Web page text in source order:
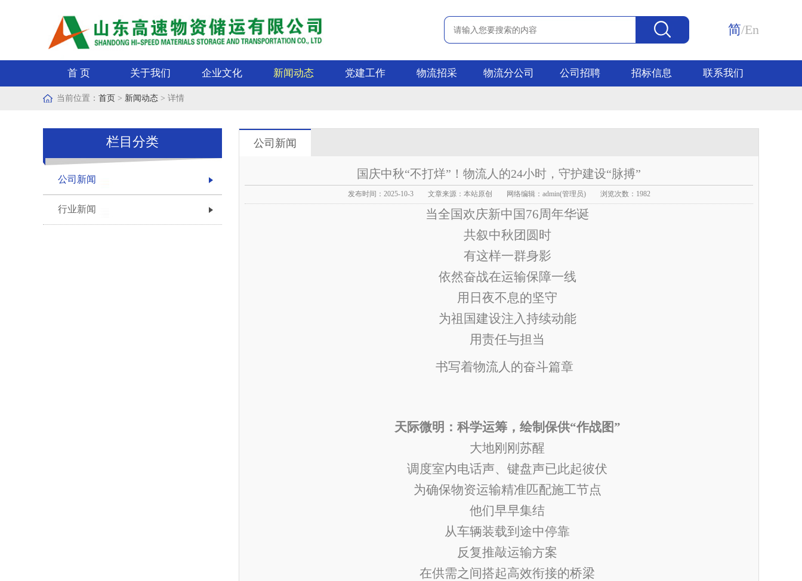
简/En
首 页 关于我们 企业文化 新闻动态 党建工作 物流招采 物流分公司 公司招聘 招标信息 联系我们
当前位置： 首页 > 新闻动态 > 详情
栏目分类
公司新闻
行业新闻
公司新闻
国庆中秋“不打烊”！物流人的24小时，守护建设“脉搏”
发布时间：2025-10-3 文章来源：本站原创 网络编辑：admin(管理员) 浏览次数：1982
当全国欢庆新中国76周年华诞
共叙中秋团圆时
有这样一群身影
依然奋战在运输保障一线
用日夜不息的坚守
为祖国建设注入持续动能
用责任与担当
书写着物流人的奋斗篇章
天际微明：科学运筹，绘制保供“作战图”
大地刚刚苏醒
调度室内电话声、键盘声已此起彼伏
为确保物资运输精准匹配施工节点
他们早早集结
从车辆装载到途中停靠
反复推敲运输方案
在供需之间搭起高效衔接的桥梁